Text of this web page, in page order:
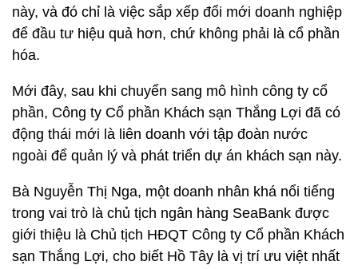
này, và đó chỉ là việc sắp xếp đổi mới doanh nghiệp
để đầu tư hiệu quả hơn, chứ không phải là cổ phần
hóa.
Mới đây, sau khi chuyển sang mô hình công ty cổ
phần, Công ty Cổ phần Khách sạn Thắng Lợi đã có
động thái mới là liên doanh với tập đoàn nước
ngoài để quản lý và phát triển dự án khách sạn này.
Bà Nguyễn Thị Nga, một doanh nhân khá nổi tiếng
trong vai trò là chủ tịch ngân hàng SeaBank được
giới thiệu là Chủ tịch HĐQT Công ty Cổ phần Khách
sạn Thắng Lợi, cho biết Hồ Tây là vị trí ưu việt nhất